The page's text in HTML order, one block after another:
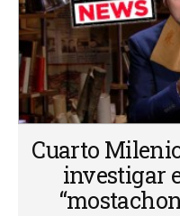
Cuarto
investigar